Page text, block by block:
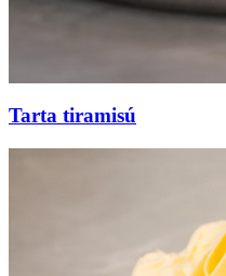
Tarta tiramisú